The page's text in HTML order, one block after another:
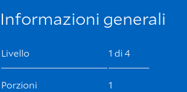
Informazioni generali
Livello 1 di 4
Porzioni 1